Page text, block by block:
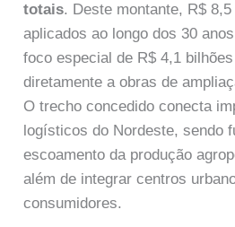
totais. Deste montante, R$
aplicados ao longo dos 30
foco especial de R$ 4,1
diretamente a obras de
O trecho concedido conecta
logísticos do Nordeste, sendo
escoamento da produção
além de integrar centros
consumidores.